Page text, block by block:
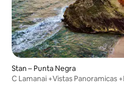
Stan – Punta Negra
C Lamanai +Vistas Panoramicas